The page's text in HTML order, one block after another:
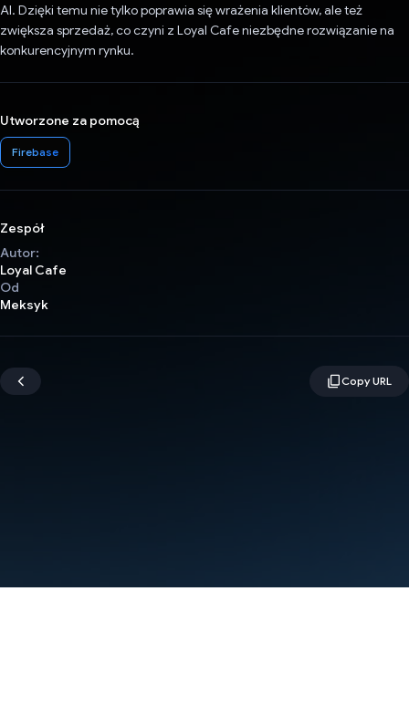
AI. Dzięki temu nie tylko poprawia się wrażenia klientów, ale też
zwiększa sprzedaż, co czyni z Loyal Cafe niezbędne rozwiązanie na
konkurencyjnym rynku.
Utworzone za pomocą
Firebase
Zespół
Autor:
Loyal Cafe
Od
Meksyk